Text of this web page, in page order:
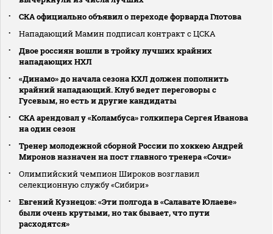
СКА официально объявил о переходе форварда Глотова
Нападающий Мамин подписал контракт с ЦСКА
Двое россиян вошли в тройку лучших крайних
нападающих НХЛ
«Динамо» до начала сезона КХЛ должен пополнить
крайний нападающий. Клуб ведет переговоры с
Гусевым, но есть и другие кандидаты
СКА арендовал у «Коламбуса» голкипера Сергея Иванова
на один сезон
Тренер молодежной сборной России по хоккею Андрей
Миронов назначен на пост главного тренера «Сочи»
Олимпийский чемпион Широков возглавил
селекционную службу «Сибири»
Евгений Кузнецов: «Эти полгода в «Салавате Юлаеве»
были очень крутыми, но так бывает, что пути
расходятся»